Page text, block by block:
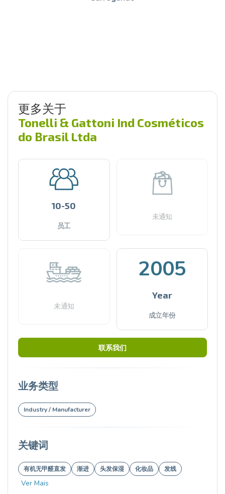
更多关于
Tonelli & Gattoni Ind Cosméticos
do Brasil Ltda
10-50
员工
未通知
未通知
2005
Year
成立年份
联系我们
业务类型
Industry / Manufacturer
关键词
有机无甲醛直发 渐进 头发保湿 化妆品 发线
Ver Mais